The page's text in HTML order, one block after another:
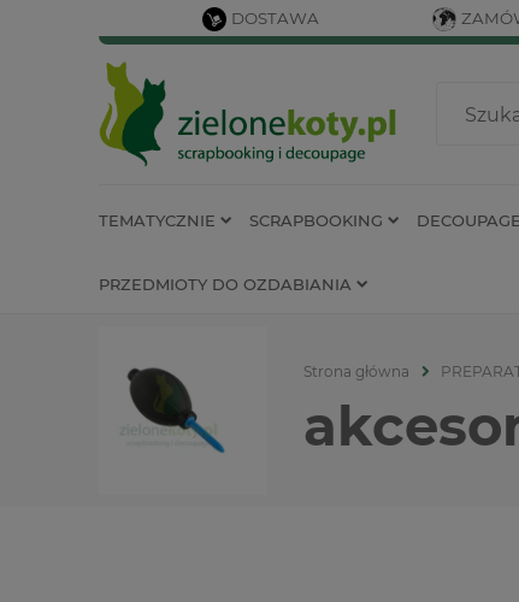
DOSTAWA
TEMATYCZNIE SCRAPBOOKING DECOUPAGE
PRZEDMIOTY DO OZDABIANIA
Strona główna